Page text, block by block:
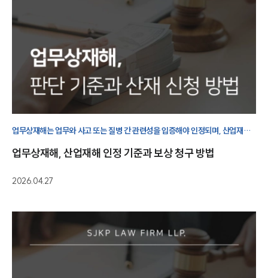
업무상재해는 업무와 사고 또는 질병 간 관련성을 입증해야 인정되며, 산업재해
업무상재해, 산업재해 인정 기준과 보상 청구 방법
2026.04.27